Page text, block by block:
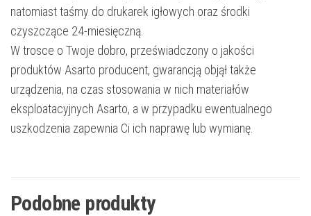
natomiast taśmy do drukarek igłowych oraz środki
czyszczące 24-miesięczną.
W trosce o Twoje dobro, przeświadczony o jakości
produktów Asarto producent, gwarancją objął także
urządzenia, na czas stosowania w nich materiałów
eksploatacyjnych Asarto, a w przypadku ewentualnego
uszkodzenia zapewnia Ci ich naprawę lub wymianę.
Podobne produkty